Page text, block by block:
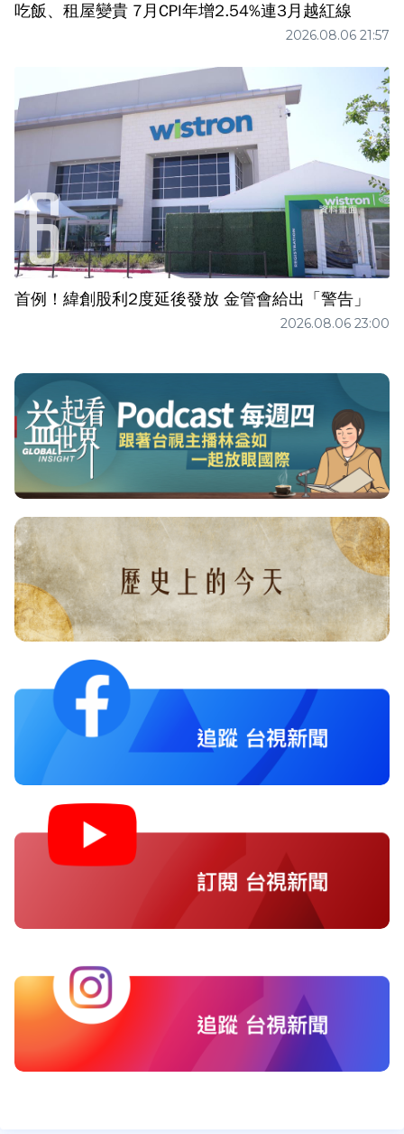
吃飯、租屋變貴 7月CPI年增2.54%連3月越紅線
2026.08.06 21:57
首例！緯創股利2度延後發放 金管會給出「警告」
2026.08.06 23:00